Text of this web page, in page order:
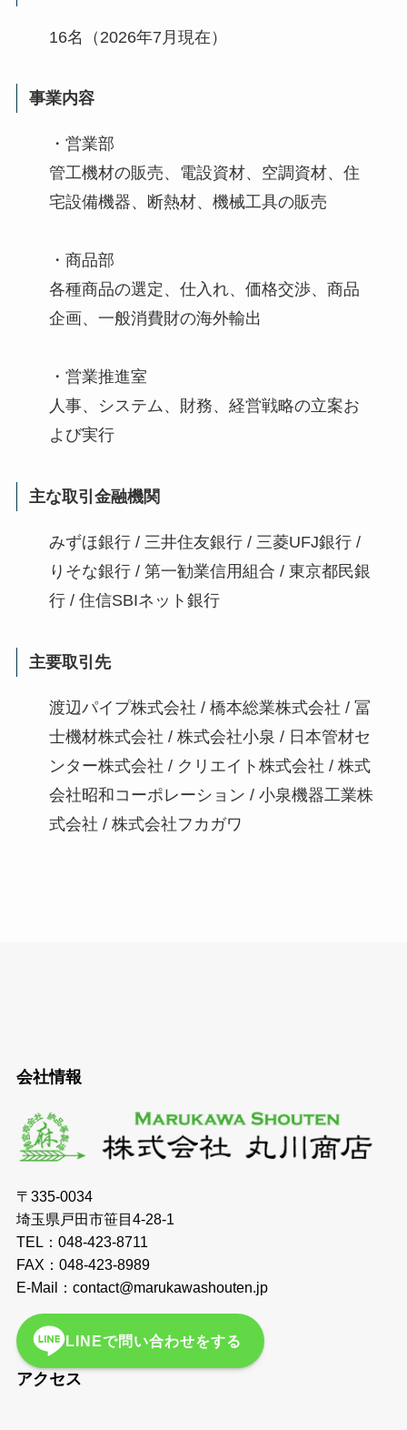
16名（2026年7月現在）
事業内容
・営業部
管工機材の販売、電設資材、空調資材、住
宅設備機器、断熱材、機械工具の販売
・商品部
各種商品の選定、仕入れ、価格交渉、商品
企画、一般消費財の海外輸出
・営業推進室
人事、システム、財務、経営戦略の立案お
よび実行
主な取引金融機関
みずほ銀行 / 三井住友銀行 / 三菱UFJ銀行 /
りそな銀行 / 第一勧業信用組合 / 東京都民銀
行 / 住信SBIネット銀行
主要取引先
渡辺パイプ株式会社 / 橋本総業株式会社 / 冨
士機材株式会社 / 株式会社小泉 / 日本管材セ
ンター株式会社 / クリエイト株式会社 / 株式
会社昭和コーポレーション / 小泉機器工業株
式会社 / 株式会社フカガワ
会社情報
〒335-0034
埼玉県戸田市笹目4-28-1
TEL：048-423-8711
FAX：048-423-8989
E-Mail：contact@marukawashouten.jp
LINEで問い合わせをする
アクセス